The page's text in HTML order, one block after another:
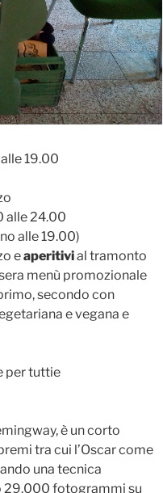
19.00
alle 24.00
alle 19.00)
eaperitivial tramonto
menù promozionale
secondo con
e vegana e
per tuttie
è un corto
tra cui l’Oscar come
una tecnica
29.000 fotogrammi su